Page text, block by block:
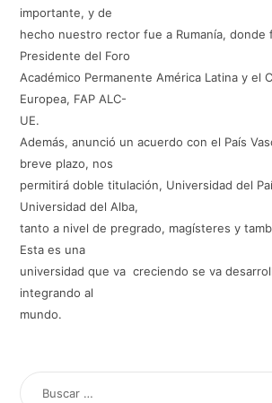
importante, y de
hecho nuestro rector fue a Rumanía, donde
Presidente del Foro
Académico Permanente América Latina y el
Europea, FAP ALC-
UE.
Además, anunció un acuerdo con el País
breve plazo, nos
permitirá doble titulación, Universidad del
Universidad del Alba,
tanto a nivel de pregrado, magísteres y
Esta es una
universidad que va creciendo se va
integrando al
mundo.
BUSCAR
POR: